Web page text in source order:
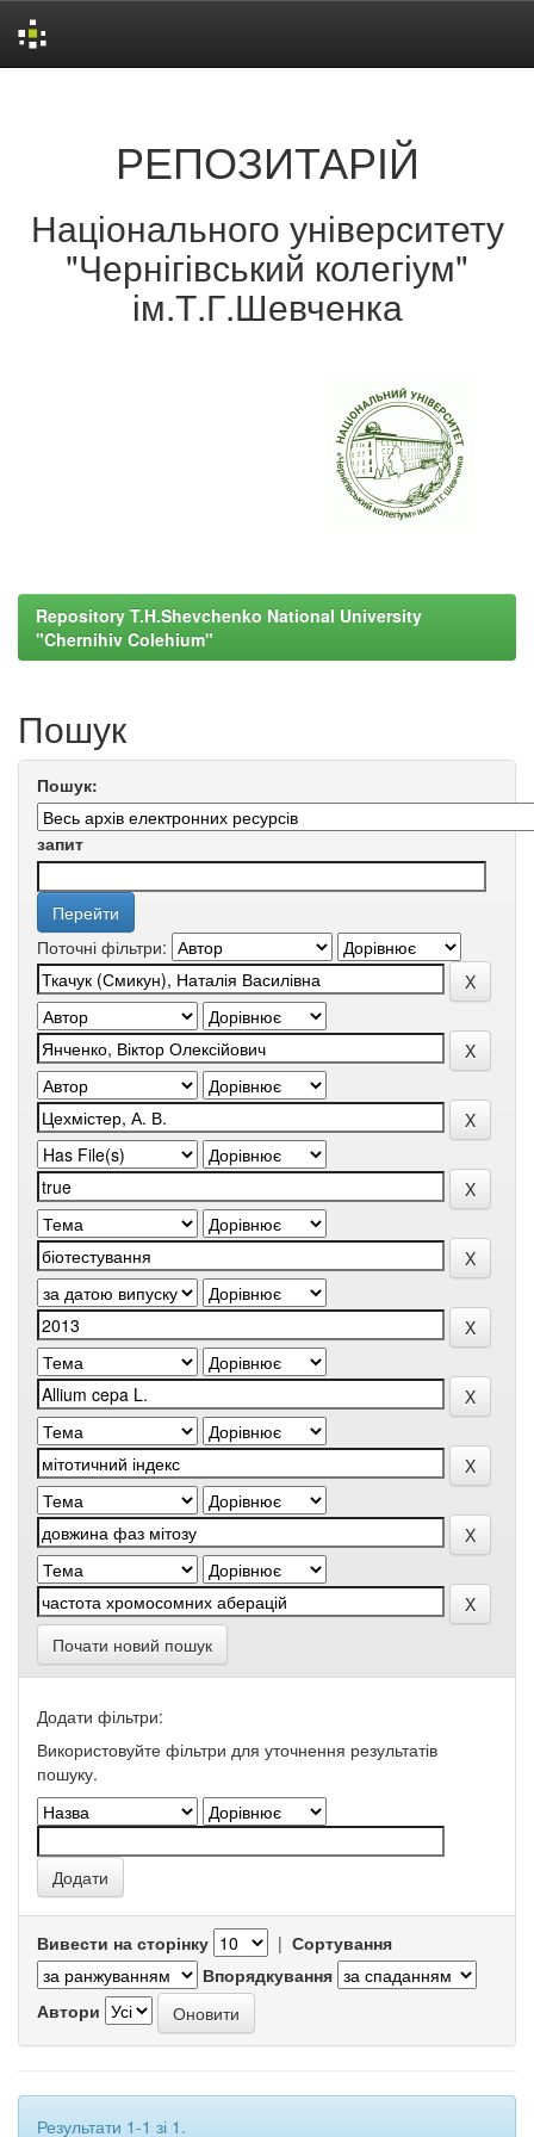
РЕПОЗИТАРІЙ
Національного університету
"Чернігівський колегіум"
ім.Т.Г.Шевченка
Repository T.H.Shevchenko National University
"Chernihiv Colehium"
Пошук
Пошук:
запит
Поточні фільтри:
Почати новий пошук
Додати фільтри:
Використовуйте фільтри для уточнення результатів
пошуку.
Вивести на сторінку | Сортування
Впорядкування
Автори
Результати 1-1 зі 1.